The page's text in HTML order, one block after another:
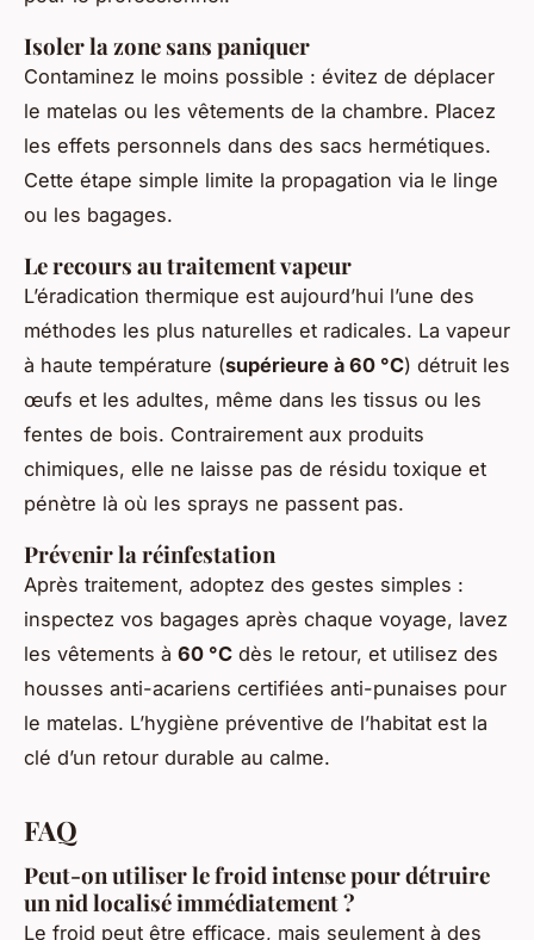
Isoler la zone sans paniquer
Contaminez le moins possible : évitez de déplacer
le matelas ou les vêtements de la chambre. Placez
les effets personnels dans des sacs hermétiques.
Cette étape simple limite la propagation via le linge
ou les bagages.
Le recours au traitement vapeur
L’éradication thermique est aujourd’hui l’une des
méthodes les plus naturelles et radicales. La vapeur
à haute température (supérieure à 60 °C) détruit les
œufs et les adultes, même dans les tissus ou les
fentes de bois. Contrairement aux produits
chimiques, elle ne laisse pas de résidu toxique et
pénètre là où les sprays ne passent pas.
Prévenir la réinfestation
Après traitement, adoptez des gestes simples :
inspectez vos bagages après chaque voyage, lavez
les vêtements à 60 °C dès le retour, et utilisez des
housses anti-acariens certifiées anti-punaises pour
le matelas. L’hygiène préventive de l’habitat est la
clé d’un retour durable au calme.
FAQ
Peut-on utiliser le froid intense pour détruire
un nid localisé immédiatement ?
Le froid peut être efficace, mais seulement à des